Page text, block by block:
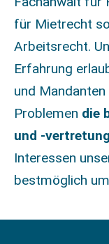
für Mietrecht
Arbeitsrecht.
Erfahrung
und
Problemen die
und -vertretung
Interessen
bestmöglich